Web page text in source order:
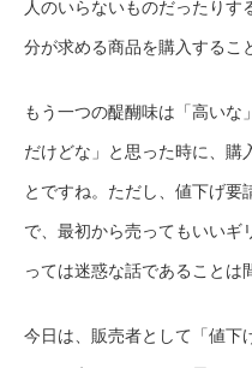
人のいらないものだったりす
分が求める商品を購入するこ
もう一つの醍醐味は「高いな
だけどな」と思った時に、購
とですね。ただし、値下げ要
で、最初から売ってもいいギ
っては迷惑な話であることは
今日は、販売者として「値下